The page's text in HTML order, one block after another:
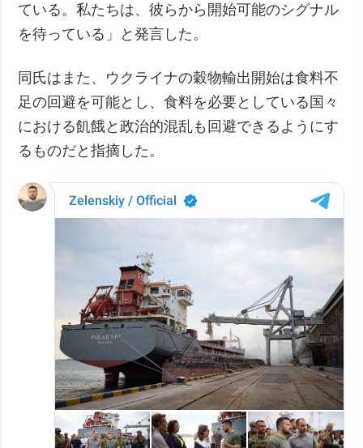
ている。私たちは、彼らから開始可能のシグナル
を待っている」と発言した。
同氏はまた、ウクライナの穀物輸出開始は食料不
足の回避を可能とし、食料を必要としている国々
における飢餓と政治的混乱も回避できるようにす
るものだと指摘した。